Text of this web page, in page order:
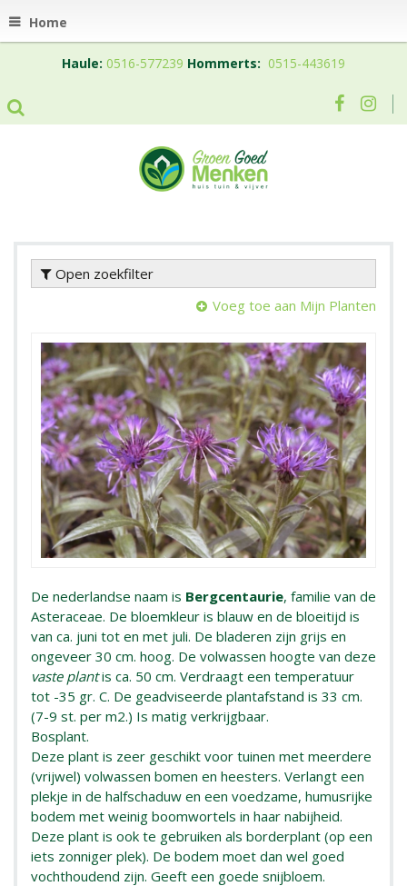
Home
Haule: 0516-577239 Hommerts: 0515-443619
Open zoekfilter
Voeg toe aan Mijn Planten
De nederlandse naam is Bergcentaurie, familie van de
Asteraceae. De bloemkleur is blauw en de bloeitijd is
van ca. juni tot en met juli. De bladeren zijn grijs en
ongeveer 30 cm. hoog. De volwassen hoogte van deze
vaste plantis ca. 50 cm. Verdraagt een temperatuur
tot -35 gr. C. De geadviseerde plantafstand is 33 cm.
(7-9 st. per m2.) Is matig verkrijgbaar.
Bosplant.
Deze plant is zeer geschikt voor tuinen met meerdere
(vrijwel) volwassen bomen en heesters. Verlangt een
plekje in de halfschaduw en een voedzame, humusrijke
bodem met weinig boomwortels in haar nabijheid.
Deze plant is ook te gebruiken als borderplant (op een
iets zonniger plek). De bodem moet dan wel goed
vochthoudend zijn. Geeft een goede snijbloem.